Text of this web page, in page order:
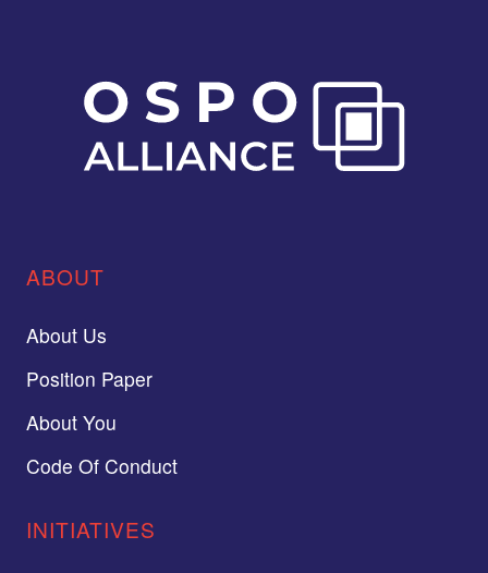
ABOUT
About Us
Position Paper
About You
Code Of Conduct
INITIATIVES